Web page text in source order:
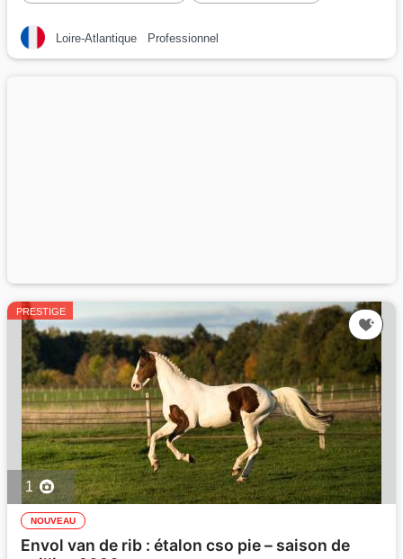
Loire-Atlantique
Professionnel
PRESTIGE
1
NOUVEAU
Envol van de rib : étalon cso pie – saison de